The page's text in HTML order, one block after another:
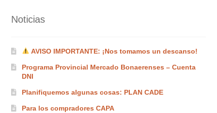
Sobre el Portal
Sugerencias y consultas
Cómo Comprar?
Noticias
AVISO IMPORTANTE: ¡Nos tomamos un descanso!
Programa Provincial Mercado Bonaerenses – Cuenta
DNI
Planifiquemos algunas cosas: PLAN CADE
Para los compradores CAPA